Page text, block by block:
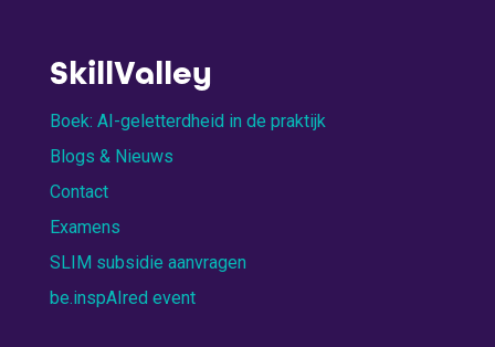
SkillValley
Boek: AI-geletterdheid in de praktijk
Blogs & Nieuws
Contact
Examens
SLIM subsidie aanvragen
be.inspAIred event